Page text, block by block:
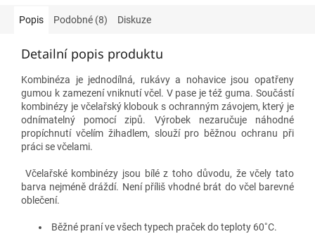
Popis Podobné (8) Diskuze
Detailní popis produktu
Kombinéza je jednodílná, rukávy a nohavice jsou opatřeny
gumou k zamezení vniknutí včel. V pase je též guma. Součástí
kombinézy je včelařský klobouk s ochranným závojem, který je
odnímatelný pomocí zipů. Výrobek nezaručuje náhodné
propíchnutí včelím žihadlem, slouží pro běžnou ochranu při
práci se včelami.
Včelařské kombinézy jsou bílé z toho důvodu, že včely tato
barva nejméně dráždí. Není příliš vhodné brát do včel barevné
oblečení.
Běžné praní ve všech typech praček do teploty 60˚C.